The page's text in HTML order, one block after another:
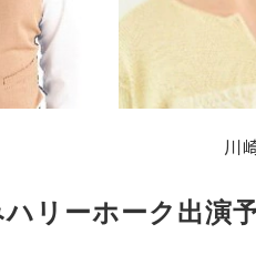
川
リーホーク出演